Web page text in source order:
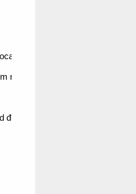
napraviti pivo
đumbira (9 koraka)